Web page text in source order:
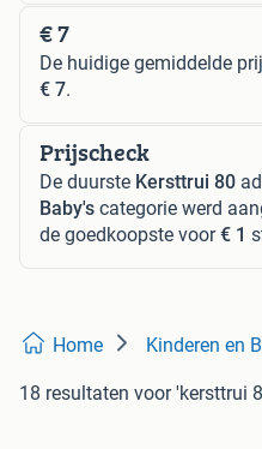
€ 7
De huidige gemiddelde
€ 7.
Prijscheck
De duurste Kersttrui 80
Baby's categorie werd
de goedkoopste voor€ 1
Home Kinderen en
18 resultaten voor 'kersttrui